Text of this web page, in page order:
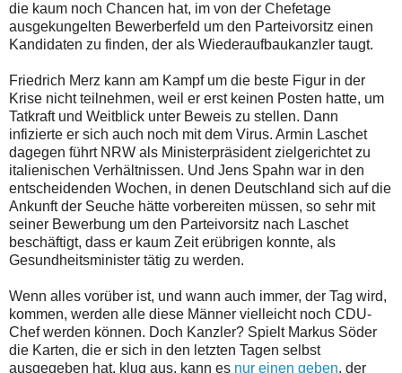
die kaum noch Chancen hat, im von der Chefetage
ausgekungelten Bewerberfeld um den Parteivorsitz einen
Kandidaten zu finden, der als Wiederaufbaukanzler taugt.
Friedrich Merz kann am Kampf um die beste Figur in der
Krise nicht teilnehmen, weil er erst keinen Posten hatte, um
Tatkraft und Weitblick unter Beweis zu stellen. Dann
infizierte er sich auch noch mit dem Virus. Armin Laschet
dagegen führt NRW als Ministerpräsident zielgerichtet zu
italienischen Verhältnissen. Und Jens Spahn war in den
entscheidenden Wochen, in denen Deutschland sich auf die
Ankunft der Seuche hätte vorbereiten müssen, so sehr mit
seiner Bewerbung um den Parteivorsitz nach Laschet
beschäftigt, dass er kaum Zeit erübrigen konnte, als
Gesundheitsminister tätig zu werden.
Wenn alles vorüber ist, und wann auch immer, der Tag wird,
kommen, werden alle diese Männer vielleicht noch CDU-
Chef werden können. Doch Kanzler? Spielt Markus Söder
die Karten, die er sich in den letzten Tagen selbst
ausgegeben hat, klug aus, kann es nur einen geben, der